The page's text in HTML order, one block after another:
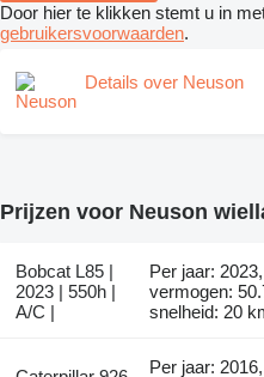
Door hier te klikken stemt u in
gebruikersvoorwaarden.
Details over Neuson
Prijzen voor Neuson
Bobcat L85 |
2023 | 550h |
A/C |
Per jaar:
vermogen:
snelheid: 20
Per jaar: